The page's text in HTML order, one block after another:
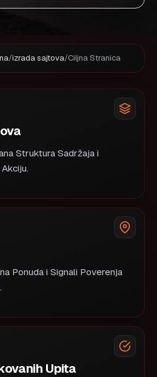
/izrada sajtova/Ciljna Stranica
Struktura Sadržaja i
Ponuda i Signali Poverenja
Upita